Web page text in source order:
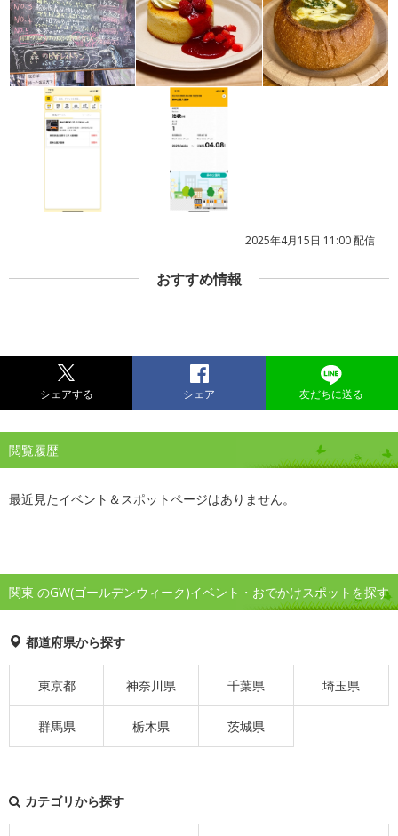
2025年4月15日 11:00 配信
おすすめ情報
シェアする シェア 友だちに送る
閲覧履歴
最近見たイベント＆スポットページはありません。
関東 のGW(ゴールデンウィーク)イベント・おでかけスポットを探す
都道府県から探す
東京都 神奈川県 千葉県 埼玉県
群馬県 栃木県 茨城県
カテゴリから探す